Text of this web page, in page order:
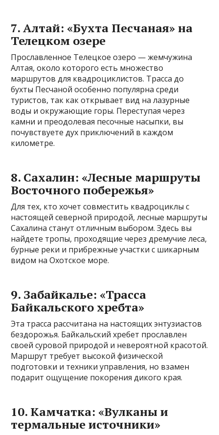
7. Алтай: «Бухта Песчаная» на
Телецком озере
Прославленное Телецкое озеро — жемчужина
Алтая, около которого есть множество
маршрутов для квадроциклистов. Трасса до
бухты Песчаной особенно популярна среди
туристов, так как открывает вид на лазурные
воды и окружающие горы. Переступая через
камни и преодолевая песочные насыпки, вы
почувствуете дух приключений в каждом
километре.
8. Сахалин: «Лесные маршруты
Восточного побережья»
Для тех, кто хочет совместить квадроциклы с
настоящей северной природой, лесные маршруты
Сахалина станут отличным выбором. Здесь вы
найдете тропы, проходящие через дремучие леса,
бурные реки и прибрежные участки с шикарным
видом на Охотское море.
9. Забайкалье: «Трасса
Байкальского хребта»
Эта трасса рассчитана на настоящих энтузиастов
бездорожья. Байкальский хребет прославлен
своей суровой природой и невероятной красотой.
Маршрут требует высокой физической
подготовки и техники управления, но взамен
подарит ощущение покорения дикого края.
10. Камчатка: «Вулканы и
термальные источники»